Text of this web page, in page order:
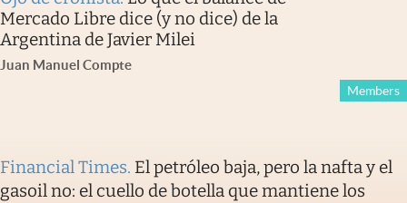
Mercado Libre dice (y no dice) de la
Argentina de Javier Milei
Juan Manuel Compte
Members
Financial Times. El petróleo baja, pero la nafta y el
gasoil no: el cuello de botella que mantiene los